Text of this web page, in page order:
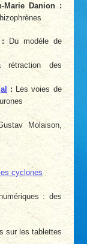
Marie Danion :
:Du modèle de
des
: Les voies de
Molaison,
cyclones
: des
sur les tablettes